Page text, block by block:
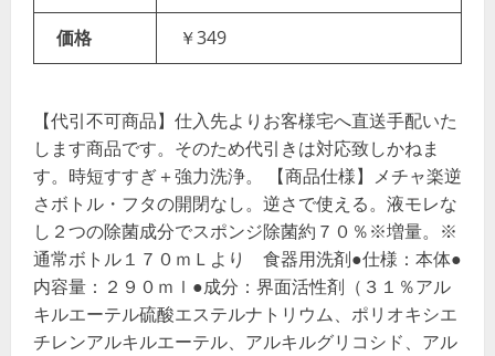
価格 ￥349
【代引不可商品】仕入先よりお客様宅へ直送手配いた
します商品です。そのため代引きは対応致しかねま
す。時短すすぎ＋強力洗浄。 【商品仕様】メチャ楽逆
さボトル・フタの開閉なし。逆さで使える。液モレな
し２つの除菌成分でスポンジ除菌約７０％※増量。※
通常ボトル１７０ｍＬより 食器用洗剤●仕様：本体●
内容量：２９０ｍｌ●成分：界面活性剤（３１％アル
キルエーテル硫酸エステルナトリウム、ポリオキシエ
チレンアルキルエーテル、アルキルグリコシド、アル